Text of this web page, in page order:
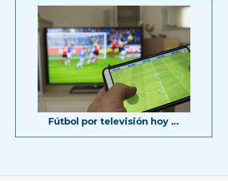
Fútbol por televisión hoy …